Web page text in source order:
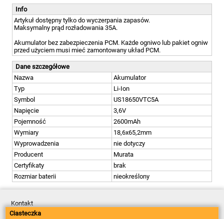
Info
Artykuł dostępny tylko do wyczerpania zapasów.
Maksymalny prąd rozładowania 35A.
Akumulator bez zabezpieczenia PCM. Każde ogniwo lub pakiet ogniw
przed użyciem musi mieć zamontowany układ PCM.
Dane szczegółowe
Nazwa
Akumulator
Typ
Li-Ion
Symbol
US18650VTC5A
Napięcie
3,6V
Pojemność
2600mAh
Wymiary
18,6x65,2mm
Wyprowadzenia
nie dotyczy
Producent
Murata
Certyfikaty
brak
Rozmiar baterii
nieokreślony
Kontakt
Dostawa
Ciasteczka